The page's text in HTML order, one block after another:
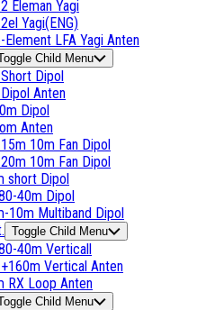
Eleman Yagi
Yagi(ENG)
Element LFA Yagi Anten
Child Menu
Dipol
Anten
Dipol
Anten
10m Fan Dipol
10m Fan Dipol
short Dipol
40m Dipol
10m Multiband Dipol
Toggle Child Menu
40m Verticall
Vertical Anten
RX Loop Anten
Child Menu